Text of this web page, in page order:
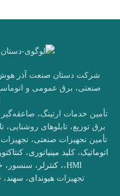
شرکت دستان صنعت آذر
صنعتی، برق عمومی و
تأمین خدمات ارتینگ،
برق توزیع، تابلوهای
تأمین تجهیزات صنعتی، تجهیزات
اتوماتیک،کلید مینیاتوری،کنتاکتور
،HMI ،کنترلر ، سنسور،
تجهیزات هیوندای، سهند،